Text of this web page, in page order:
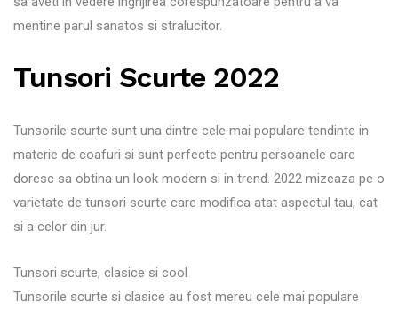
mentine parul sanatos si stralucitor.
Tunsori Scurte 2022
Tunsorile scurte sunt una dintre cele mai populare tendinte in
materie de coafuri si sunt perfecte pentru persoanele care
doresc sa obtina un look modern si in trend. 2022 mizeaza pe o
varietate de tunsori scurte care modifica atat aspectul tau, cat
si a celor din jur.
Tunsori scurte, clasice si cool
Tunsorile scurte si clasice au fost mereu cele mai populare